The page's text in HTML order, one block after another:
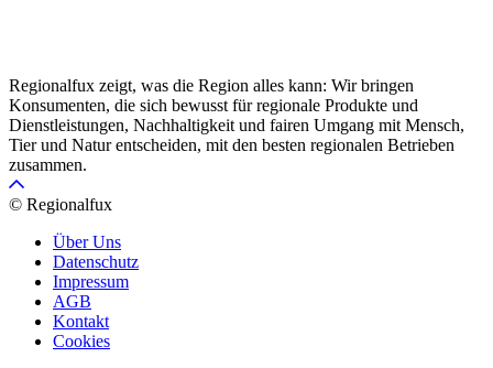
Regionalfux zeigt, was die Region alles kann: Wir bringen
Konsumenten, die sich bewusst für regionale Produkte und
Dienstleistungen, Nachhaltigkeit und fairen Umgang mit Mensch,
Tier und Natur entscheiden, mit den besten regionalen Betrieben
zusammen.
© Regionalfux
Über Uns
Datenschutz
Impressum
AGB
Kontakt
Cookies